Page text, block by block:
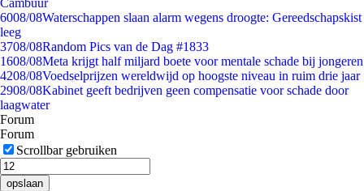
Cambuur
6008/08Waterschappen slaan alarm wegens droogte: Gereedschapskist
leeg
3708/08Random Pics van de Dag #1833
1608/08Meta krijgt half miljard boete voor mentale schade bij jongeren
4208/08Voedselprijzen wereldwijd op hoogste niveau in ruim drie jaar
2908/08Kabinet geeft bedrijven geen compensatie voor schade door
laagwater
Forum
Forum
Scrollbar gebruiken
opslaan